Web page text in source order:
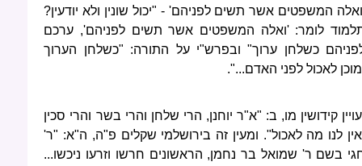
המשפטים אשר תשים לפניהם' - "יכול שונין ולא יודעין?
לומר: 'ואלה המשפטים אשר תשים לפניהם', ערכם
כשלחן ערוך" ובפרש"י על התורה: "כשלחן הערוך
לאכול לפני האדם...".
קידושין מו, ב: "א"ר יוחנן, הרי שלחן והרי בשר והרי סכין
לנו מה לאכול". ומעין זה בירושלמי שקלים פ"ה, ה"א: "ר'
בשם ר' שמואל בר נחמן, הראשונים חרשו וזרעו ניכשו...